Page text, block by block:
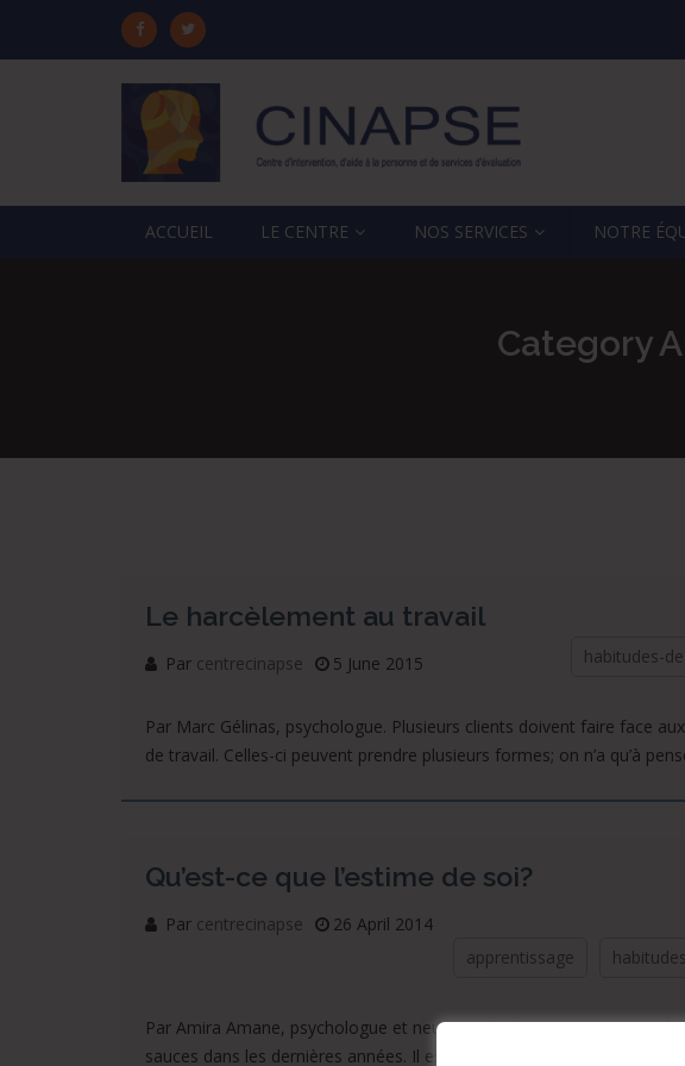
ACCUEIL LE CENTRE NOS SERVICES NOTRE
Category
Le harcèlement au travail
Par centrecinapse 5 June 2015 habitudes-
Par Marc Gélinas, psychologue. Plusieurs clients doivent faire face
de travail. Celles-ci peuvent prendre plusieurs formes; on n’a qu’à
Qu’est-ce que l’estime de soi?
Par centrecinapse
26 April 2014
apprentissage
Par Amira Amane, psychologue et neuropsychologue Ce concept
sauces dans les dernières années. Il est temps de remettre les...